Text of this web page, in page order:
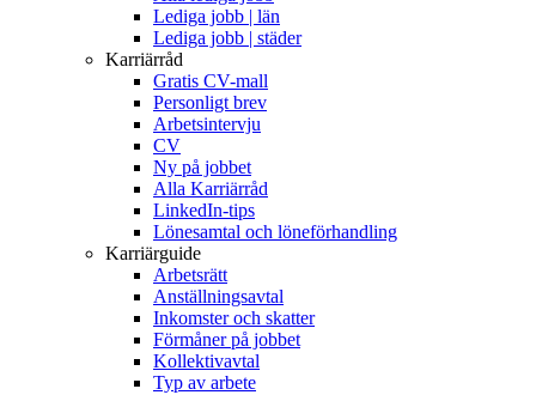
Lediga jobb | län
Lediga jobb | städer
Karriärråd
Gratis CV-mall
Personligt brev
Arbetsintervju
CV
Ny på jobbet
Alla Karriärråd
LinkedIn-tips
Lönesamtal och löneförhandling
Karriärguide
Arbetsrätt
Anställningsavtal
Inkomster och skatter
Förmåner på jobbet
Kollektivavtal
Typ av arbete